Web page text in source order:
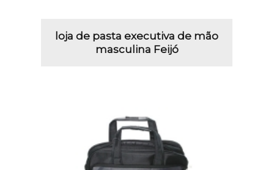
loja de pasta executiva de mão
masculina Feijó